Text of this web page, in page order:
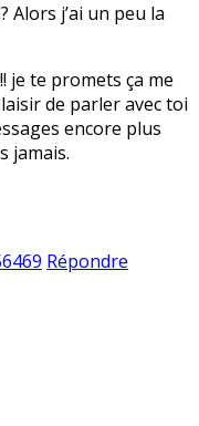
Alors j’ai un peu la
je te promets ça me
de parler avec toi
encore plus
jamais.
Répondre